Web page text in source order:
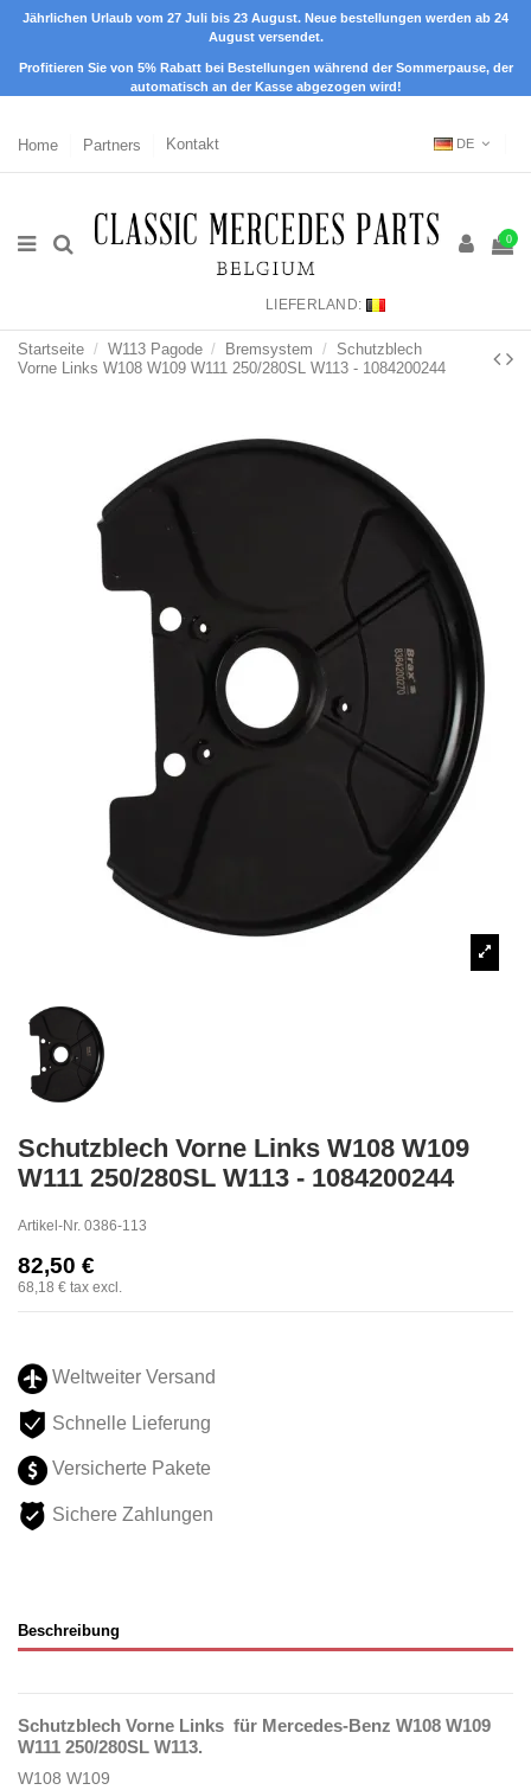
Jährlichen Urlaub vom 27 Juli bis 23 August. Neue bestellungen werden ab 24
August versendet.
Profitieren Sie von 5% Rabatt bei Bestellungen während der Sommerpause, der
automatisch an der Kasse abgezogen wird!
Home Partners Kontakt DE
0
LIEFERLAND:
Startseite W113 Pagode Bremsystem
Schutzblech
Vorne Links W108 W109 W111 250/280SL W113 - 1084200244
Schutzblech Vorne Links W108 W109
W111 250/280SL W113 - 1084200244
Artikel-Nr. 0386-113
82,50 €
68,18 € tax excl.
Weltweiter Versand
Schnelle Lieferung
Versicherte Pakete
Sichere Zahlungen
Beschreibung
Schutzblech Vorne Links für Mercedes-Benz W108 W109
W111 250/280SL W113.
W108 W109